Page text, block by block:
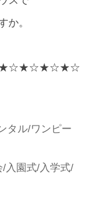
か。
タル/ワンピー
入園式/入学式/